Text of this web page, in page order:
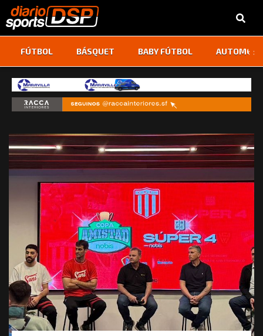
FÚTBOL BÁSQUET BABY FÚTBOL ‹ ›